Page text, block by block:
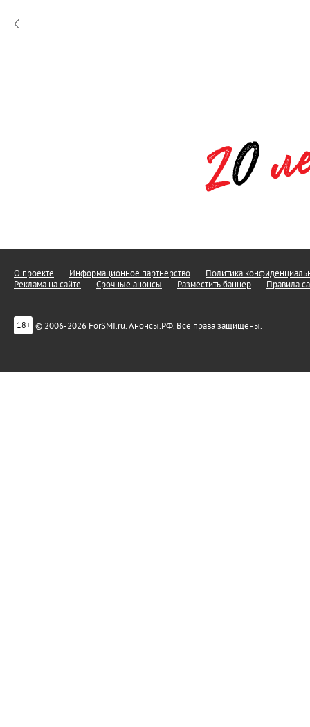
О проекте Информационное партнерство
Политика
Реклама на сайте
Срочные анонсы Разместить баннер Правила
18+ © 2006-2026 ForSMI.ru. Анонсы.РФ. Все права защищены.